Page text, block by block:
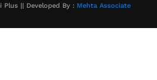
|| Developed By : Mehta Associate